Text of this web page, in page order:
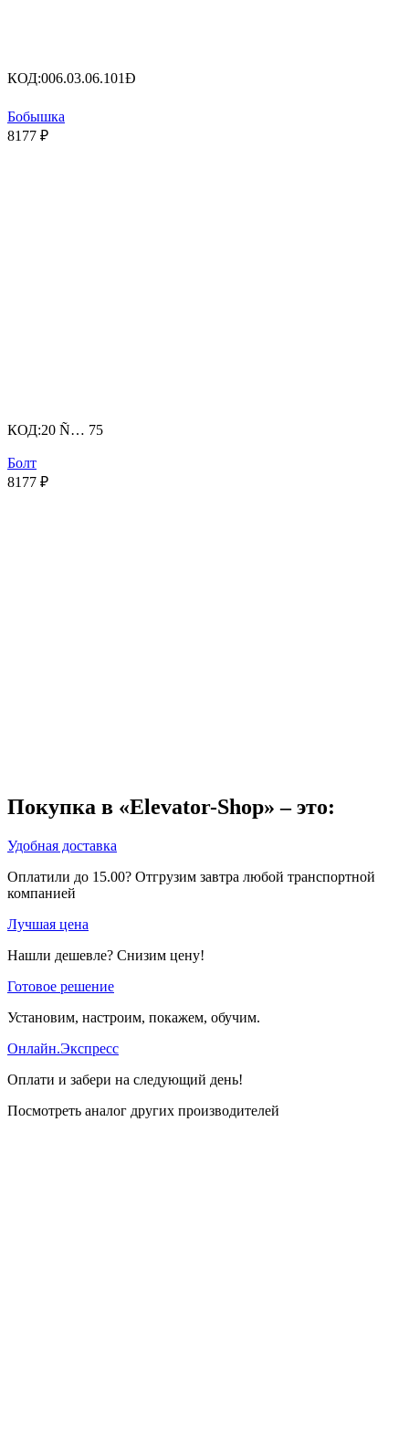
КОД:006.03.06.101Ð
Бобышка
8177 ₽
КОД:20 Ñ… 75
Болт
8177 ₽
Покупка в «Elevator-Shop» – это:
Удобная доставка
Оплатили до 15.00? Отгрузим завтра любой транспортной
компанией
Лучшая цена
Нашли дешевле? Снизим цену!
Готовое решение
Установим, настроим, покажем, обучим.
Онлайн.Экспресс
Оплати и забери на следующий день!
Посмотреть аналог других производителей